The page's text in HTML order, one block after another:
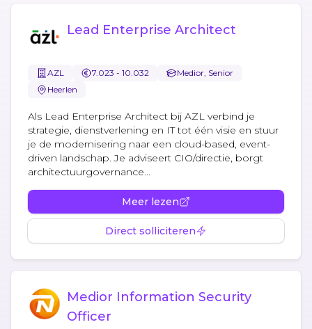
Lead Enterprise Architect
AZL 7.023 - 10.032
Medior, Senior
Heerlen
Als Lead Enterprise Architect bij AZL verbind je
strategie, dienstverlening en IT tot één visie en stuur
je de modernisering naar een cloud-based, event-
driven landschap. Je adviseert CIO/directie, borgt
architectuurgovernance...
Meer lezen
Direct solliciteren
Medior Information Security
Officer